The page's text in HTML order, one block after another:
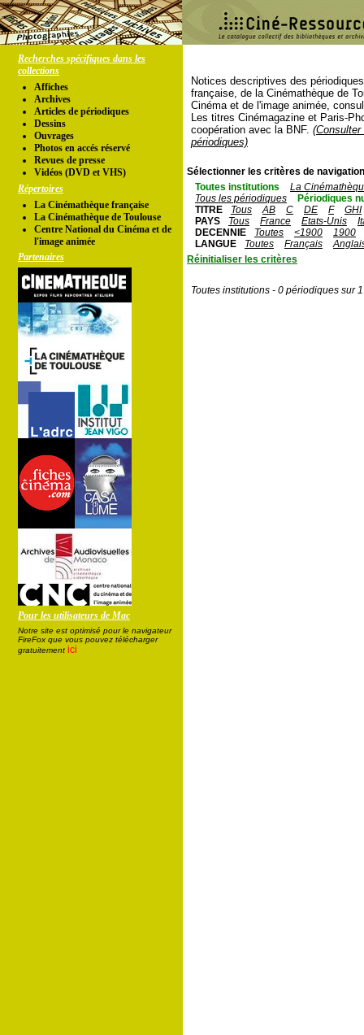
Recherches spécifiques dans les
collections
Affiches
Archives
Articles de périodiques
Dessins
Ouvrages
Photos en accés réservé
Revues de presse
Vidéos (DVD et VHS)
Répertoires
La Cinémathèque française
La Cinémathèque de Toulouse
Centre National du Cinéma et de
l'image animée
Partenaires
Pour les utilisateurs de Mac
Notre site est optimisé pour le navigateur
FireFox que vous pouvez télécharger
gratuitement ici
Notices descriptives des
française, de la Cinémathèque de
Cinéma et de l'image animée,
Les titres Cinémagazine et Paris-
coopération avec la BNF.
périodiques)
Sélectionner les critères de
Toutes institutions
La
Tous les périodiques
Périodiques
TITRE
Tous AB C DE F
GHI
PAYS
Tous France Etats-Unis
DECENNIE
Toutes <1900
1900
LANGUE
Toutes Français
Réinitialiser les critères
Toutes institutions - 0 périodiques sur